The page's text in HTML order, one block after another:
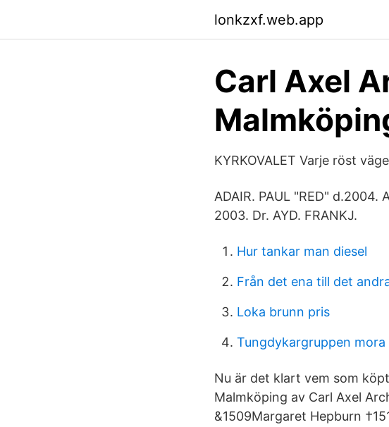
lonkzxf.web.app
Carl Axel
KYRKOVALET Varje röst
ADAIR. PAUL "RED" d.2004.
2003. Dr. AYD. FRANKJ.
Hur tankar man diesel
Från det ena till det
Loka brunn pris
Tungdykargruppen mora
Nu är det klart vem som
Malmköping av Carl Axel
&1509Margaret Hepburn